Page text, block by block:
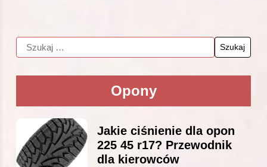
Opony
Jakie ciśnienie dla opon
225 45 r17? Przewodnik
dla kierowców